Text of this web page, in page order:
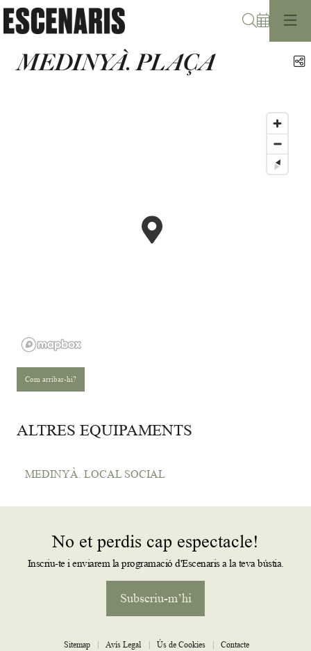
MEDINYÀ. PLAÇA
Com arribar-hi?
ALTRES EQUIPAMENTS
MEDINYÀ. LOCAL SOCIAL
No et perdis cap espectacle!
Inscriu-te i enviarem la programació d'Escenaris a la teva bústia.
Subscriu-m’hi
Sitemap | Avís Legal | Ús de Cookies | Contacte